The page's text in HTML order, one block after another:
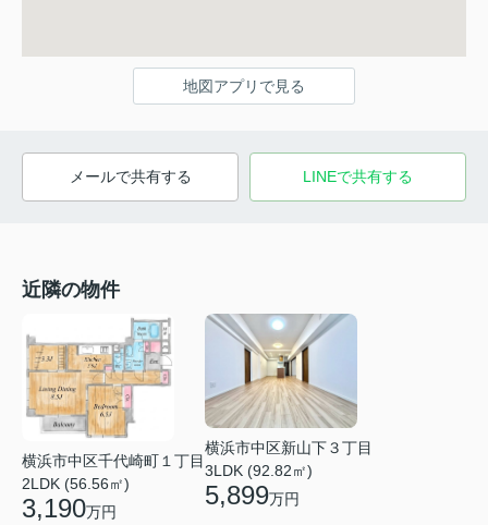
地図アプリで見る
メールで共有する LINEで共有する
近隣の物件
横浜市中区千代崎町１丁目
2LDK (56.56㎡)
3,190万円
横浜市中区新山下３丁目
3LDK (92.82㎡)
5,899万円